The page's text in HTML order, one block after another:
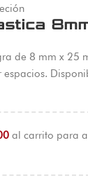
de 8 mm x 25
al carrito para